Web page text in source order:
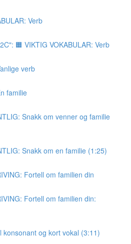
Verb
🟧 VIKTIG VOKABULAR: Verb
verb
familie
Snakk om venner og familie
Snakk om en familie (1:25)
Fortell om familien din
Fortell om familien din:
konsonant og kort vokal (3:11)